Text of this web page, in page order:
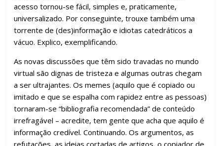
acesso tornou-se fácil, simples e, praticamente,
universalizado. Por conseguinte, trouxe também uma
torrente de (des)informação e idiotas catedráticos a
vácuo. Explico, exemplificando.
As novas discussões que têm sido travadas no mundo
virtual são dignas de tristeza e algumas outras chegam
a ser ultrajantes. Os memes (aquilo que é copiado ou
imitado e que se espalha com rapidez entre as pessoas)
tornaram-se “bibliografia recomendada” de conteúdo
irrefragável – acredite, tem gente que acha que aquilo é
informação credível. Continuando. Os argumentos, as
refutações, as ideias cortadas de artigos, o copiador de